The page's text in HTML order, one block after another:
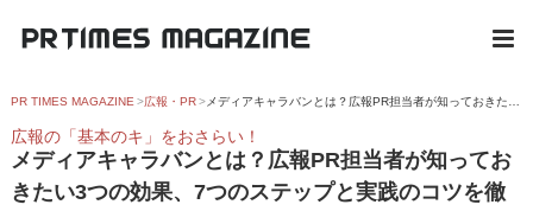
PR TIMES MAGAZINE 広報・PR
広報の「基本のキ」をおさらい！
メディアキャラバンとは？広報PR担当者が知ってお
きたい3つの効果、7つのステップと実践のコツを徹